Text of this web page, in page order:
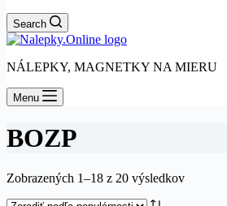
Search
NÁLEPKY, MAGNETKY NA MIERU
Menu
BOZP
Zobrazených 1–18 z 20 výsledkovZoradené